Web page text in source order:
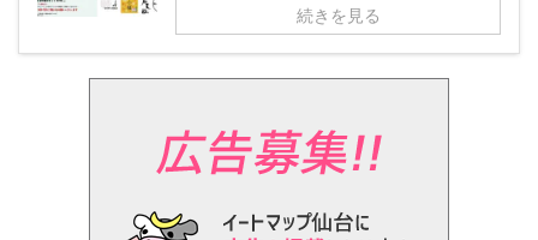
続きを見る